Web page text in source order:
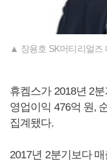
▲ 장용호 SK머티리얼즈
휴켐스가 2018년 2
영업이익 476억 원,
집계됐다.
2017년 2분기보다